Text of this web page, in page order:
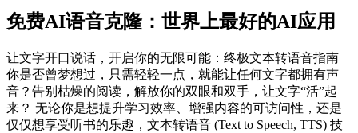
免费AI语音克隆：世界上最好的AI应用
让文字开口说话，开启你的无限可能：终极文本转语音指南
你是否曾梦想过，只需轻轻一点，就能让任何文字都拥有声
音？告别枯燥的阅读，解放你的双眼和双手，让文字“活”起
来？ 无论你是想提升学习效率、增强内容的可访问性，还是
仅仅想享受听书的乐趣，文本转语音 (Text to Speech, TTS) 技